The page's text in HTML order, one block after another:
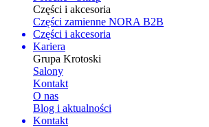
Części i akcesoria
Części zamienne NORA B2B
Części i akcesoria
Kariera
Grupa Krotoski
Salony
Kontakt
O nas
Blog i aktualności
Kontakt